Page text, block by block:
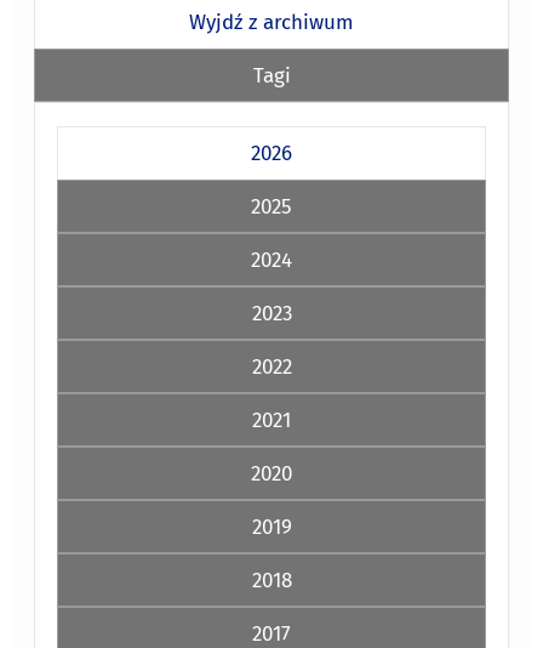
Wyjdź z archiwum
Tagi
2026
2025
2024
2023
2022
2021
2020
2019
2018
2017